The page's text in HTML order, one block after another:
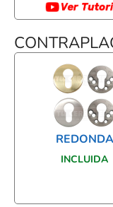
REDONDA
INCLUIDA